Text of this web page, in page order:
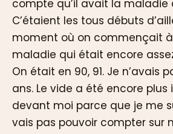
compte qu’il avait la maladie
C’étaient les tous débuts
moment où on commençait
maladie qui était encore
On était en 90, 91. Je n’avais
ans. Le vide a été encore
devant moi parce que je me
vais pas pouvoir compter sur